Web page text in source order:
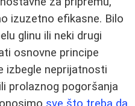
izuzetno efikasne. Bilo
glinu ili neki drugi
osnovne principe
izbegle neprijatnosti
prolaznog pogoršanja